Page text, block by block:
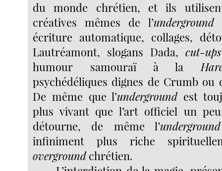
du monde chrétien, et ils
créatives mêmes de l’underground
écriture automatique, collages,
Lautréamont, slogans Dada,cut-ups
humour samouraï à la
psychédéliques dignes de Crumb ou
De même que l’undergroundest
plus vivant que l’art officiel un
détourne, de même l’underground
infiniment plus riche
overgroundchrétien.